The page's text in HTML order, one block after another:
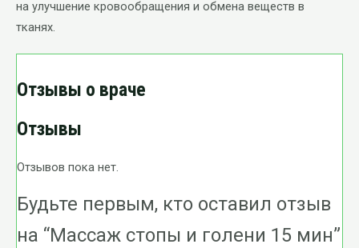
на улучшение кровообращения и обмена веществ в
тканях.
Отзывы о враче
Отзывы
Отзывов пока нет.
Будьте первым, кто оставил отзыв
на “Массаж стопы и голени 15 мин”